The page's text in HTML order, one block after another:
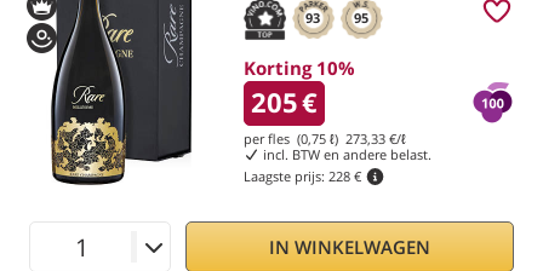
93 95
Korting 10%
205€
per fles (0,75 ℓ) 273,33€/ℓ
incl. BTW en andere belast.
Laagste prijs: 228 €
IN WINKELWAGEN